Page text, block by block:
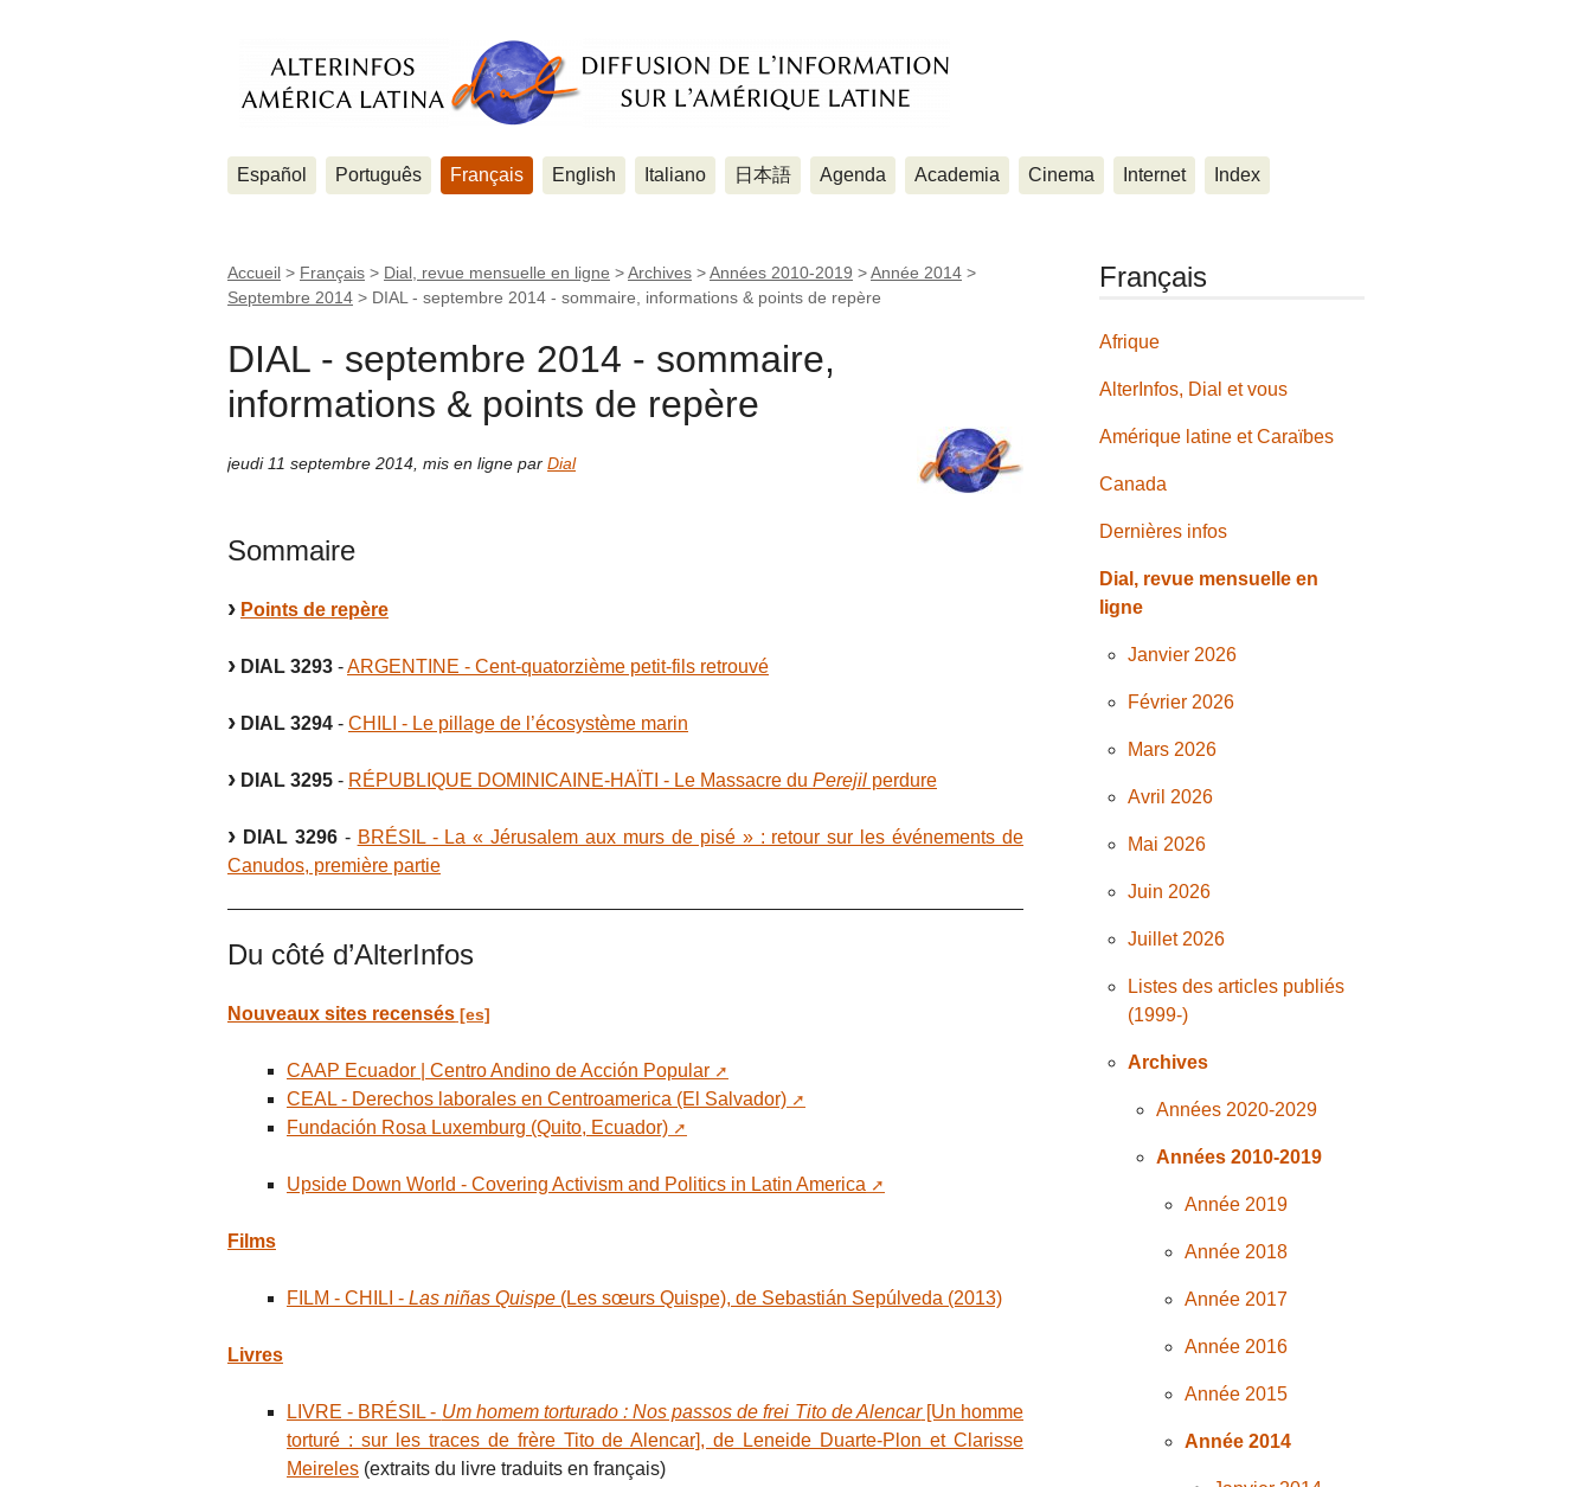
Español Português Français English Italiano 日本語 Agenda Academia Cinema Internet Index
Accueil > Français > Dial, revue mensuelle en ligne >Archives >Années 2010-2019 >Année 2014 >
Septembre 2014 > DIAL - septembre 2014 - sommaire, informations & points de repère
DIAL - septembre 2014 - sommaire,
informations & points de repère
jeudi 11 septembre 2014 mis en ligne par Dial
Sommaire
Points de repère
DIAL 3293 -ARGENTINE - Cent-quatorzième petit-fils retrouvé
DIAL 3294 - CHILI - Le pillage de l’écosystème marin
DIAL 3295 - RÉPUBLIQUE DOMINICAINE-HAÏTI - Le Massacre du Perejil perdure
DIAL 3296- BRÉSIL - La « Jérusalem aux murs de pisé » : retour sur les événements de
Canudos, première partie
Du côté d’AlterInfos
Nouveaux sites recensés
CAAP Ecuador | Centro Andino de Acción Popular
CEAL - Derechos laborales en Centroamerica (El Salvador)
Fundación Rosa Luxemburg (Quito, Ecuador)
Upside Down World - Covering Activism and Politics in Latin America
Films
FILM - CHILI - Las niñas Quispe (Les sœurs Quispe), de Sebastián Sepúlveda (2013)
Livres
LIVRE - BRÉSIL - Um homem torturado : Nos passos de frei Tito de Alencar[Un homme
torturé : sur les traces de frère Tito de Alencar], de Leneide Duarte-Plon et Clarisse
Meireles (extraits du livre traduits en français)
Français
Afrique
AlterInfos, Dial et vous
Amérique latine et Caraïbes
Canada
Dernières infos
Dial, revue mensuelle en
ligne
Janvier 2026
Février 2026
Mars 2026
Avril 2026
Mai 2026
Juin 2026
Juillet 2026
Listes des articles publiés
(1999-)
Archives
Années 2020-2029
Années 2010-2019
Année 2019
Année 2018
Année 2017
Année 2016
Année 2015
Année 2014